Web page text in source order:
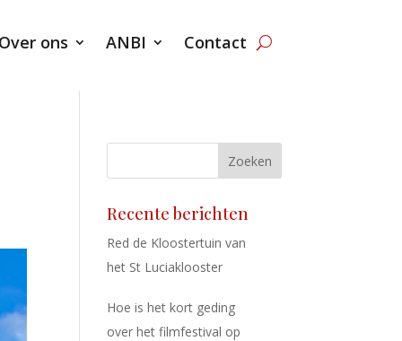
ons ANBI Contact
Zoeken
Recente berichten
Red de Kloostertuin van
het St Luciaklooster
Hoe is het kort geding
over het filmfestival op